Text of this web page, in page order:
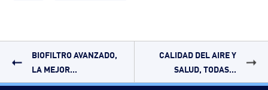
BIOFILTRO AVANZADO,
LA MEJOR...
CALIDAD DEL AIRE Y
SALUD, TODAS...